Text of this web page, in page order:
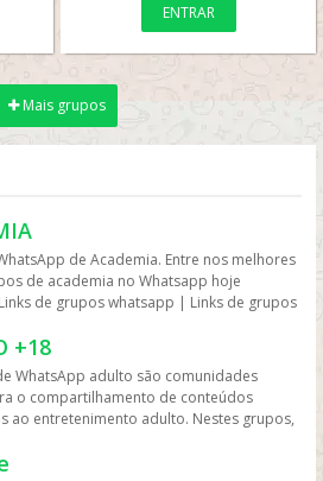
ENTRAR
Mais grupos
de Academia. Entre nos melhores
de academia no Whatsapp hoje
de grupos whatsapp | Links de grupos
– Link Grupo Whatsapp. Só os melhores
do Whatsapp entre agora porque os
expirar. Mas antes compartilhe os grupos
Conheça os grupos na rede sociais
com pessoas porque é tudo de
com pessoas do brasil inteiro e também
Em grupos de whatsapp, entre em
+18
WhatsApp adulto são comunidades
o compartilhamento de conteúdos
ao entretenimento adulto. Nestes grupos,
como sensualidade, relacionamento e